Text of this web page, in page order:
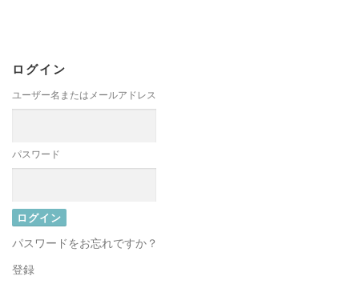
ログイン
ユーザー名またはメールアドレス
パスワード
パスワードをお忘れですか？
登録